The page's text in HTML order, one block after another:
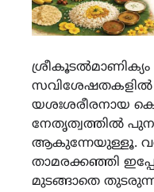
സവിശേഷതകളില്‍
യശഃശരീരനായ കെ
നേതൃത്വത്തിൽ
ആകുന്നേയുള്ളൂ.
താമരക്കഞ്ഞി
മുടങ്ങാതെ